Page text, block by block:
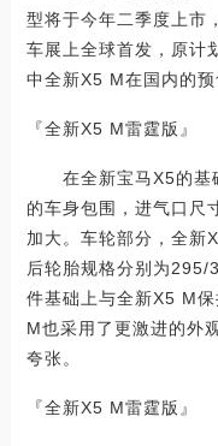
型将于今年二季度上市
车展上全球首发，原计
中全新X5 M在国内的
『全新X5 M雷霆版』
在全新宝马X5的基
的车身包围，进气口尺
加大。车轮部分，全新
后轮胎规格分别为
件基础上与全新X5 M
M也采用了更激进的外
夸张。
『全新X5 M雷霆版』